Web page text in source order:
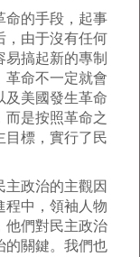
的手段，起事
，由于沒有任何
搞起新的專制
革命不一定就會
及美國發生革命
而是按照革命之
目標，實行了民
政治的主觀因
程中，領袖人物
他們對民主政治
的關鍵。我們也